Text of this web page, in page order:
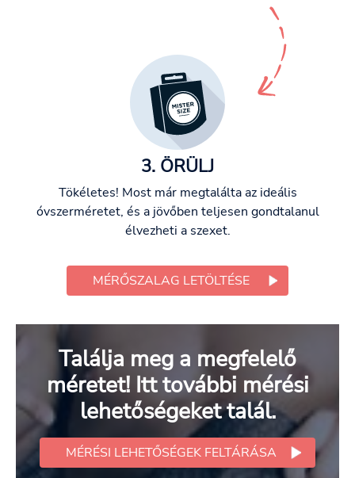
3. ÖRÜLJ
Tökéletes! Most már megtalálta az ideális
óvszerméretet, és a jövőben teljesen gondtalanul
élvezheti a szexet.
MÉRŐSZALAG LETÖLTÉSE
Találja meg a megfelelő
méretet! Itt további mérési
lehetőségeket talál.
MÉRÉSI LEHETŐSÉGEK FELTÁRÁSA